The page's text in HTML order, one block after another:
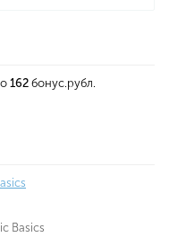
162 бонус.рубл.
Basics